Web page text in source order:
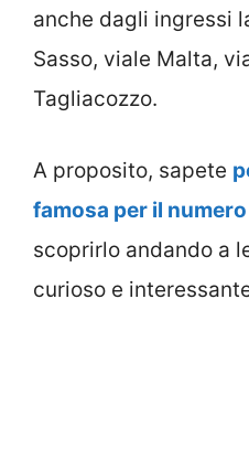
anche dagli ingressi
Sasso, viale Malta,
Tagliacozzo.
A proposito, sapete
famosa per il
scoprirlo andando a
curioso e